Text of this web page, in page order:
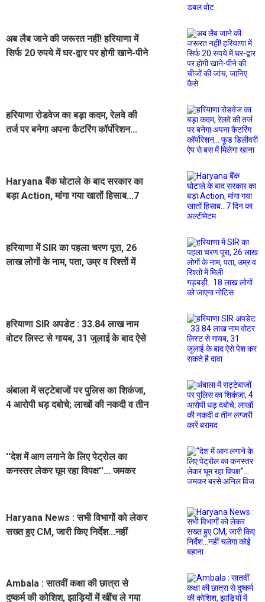
अब लैब जाने की जरूरत नहीं! हरियाणा में
सिर्फ 20 रुपये में घर-द्वार पर होगी खाने-पीने
हरियाणा रोडवेज का बड़ा कदम, रेलवे की
तर्ज पर बनेगा अपना कैटरिंग कॉर्पोरेशन...
Haryana बैंक घोटाले के बाद सरकार का
बड़ा Action, मांगा गया खातों हिसाब...7
हरियाणा में SIR का पहला चरण पूरा, 26
लाख लोगों के नाम, पता, उम्र व रिश्तों में
हरियाणा SIR अपडेट : 33.84 लाख नाम
वोटर लिस्ट से गायब, 31 जुलाई के बाद ऐसे
अंबाला में सट्टेबाजों पर पुलिस का शिकंजा,
4 आरोपी धड़ दबोचे; लाखों की नकदी व तीन
''देश में आग लगाने के लिए पेट्रोल का
कनस्तर लेकर घूम रहा विपक्ष''... जमकर
Haryana News : सभी विभागों को लेकर
सख्त हुए CM, जारी किए निर्देश...नहीं
Ambala : सातवीं कक्षा की छात्रा से
दुष्कर्म की कोशिश, झाड़ियों में खींच ले गया